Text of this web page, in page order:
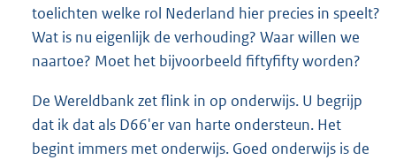
toelichten welke rol Nederland hier precies in speelt?
Wat is nu eigenlijk de verhouding? Waar willen we
naartoe? Moet het bijvoorbeeld fiftyfifty worden?
De Wereldbank zet flink in op onderwijs. U begrijp
dat ik dat als D66'er van harte ondersteun. Het
begint immers met onderwijs. Goed onderwijs is de